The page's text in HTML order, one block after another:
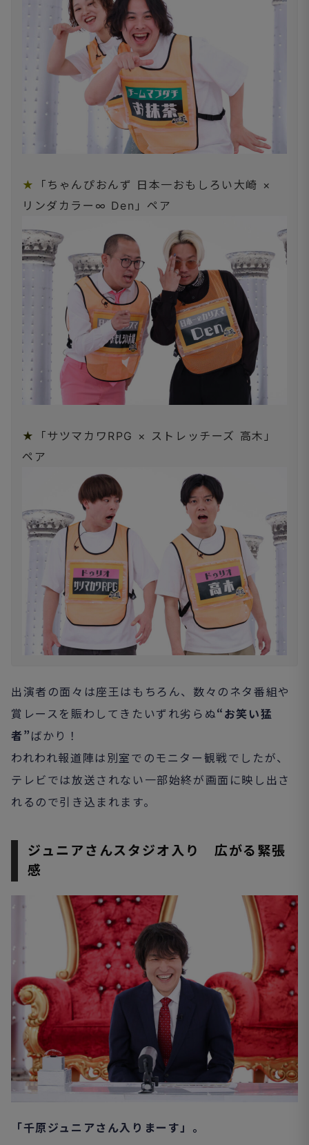
★
「ちゃんぴおんず 日本一おもしろい大崎 ×
リンダカラー∞ Den」ペア
★
「サツマカワRPG × ストレッチーズ 高木」
ペア
出演者の面々は座王はもちろん、数々のネタ番組や
賞レースを賑わしてきたいずれ劣らぬ“お笑い猛
者”ばかり！
われわれ報道陣は別室でのモニター観戦でしたが、
テレビでは放送されない一部始終が画面に映し出さ
れるので引き込まれます。
ジュニアさんスタジオ入り 広がる緊張
感
「千原ジュニアさん入りまーす」。